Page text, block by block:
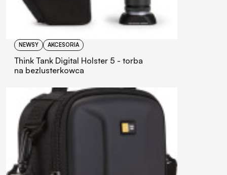
NEWSY AKCESORIA
Think Tank Digital Holster 5 - torba
na bezlusterkowca